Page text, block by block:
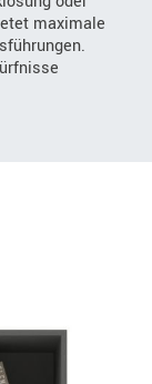
maximale